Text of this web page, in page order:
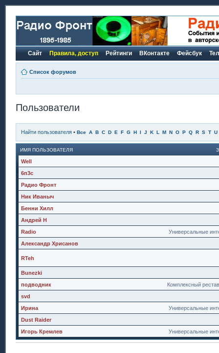
Сайт Правила, доступ Рейтинги ВКонтакте Фейсбук
Список форумов
Пользователи
Найти пользователя • Все A B C D E F G H I J K L M N O P Q R S T U
ИМЯ ПОЛЬЗОВАТЕЛЯ
Well
6п3с
Радио Фронт
Ник Иваныч
Бенни Хилл
Андрей Н
Универсальные
Radio
Александр Хрисанов
RTeh
Bunezki
Комплексный
подводник
svd
Универсальные
Ирина
Dust Raider
Универсальные
Игорь Кремлев